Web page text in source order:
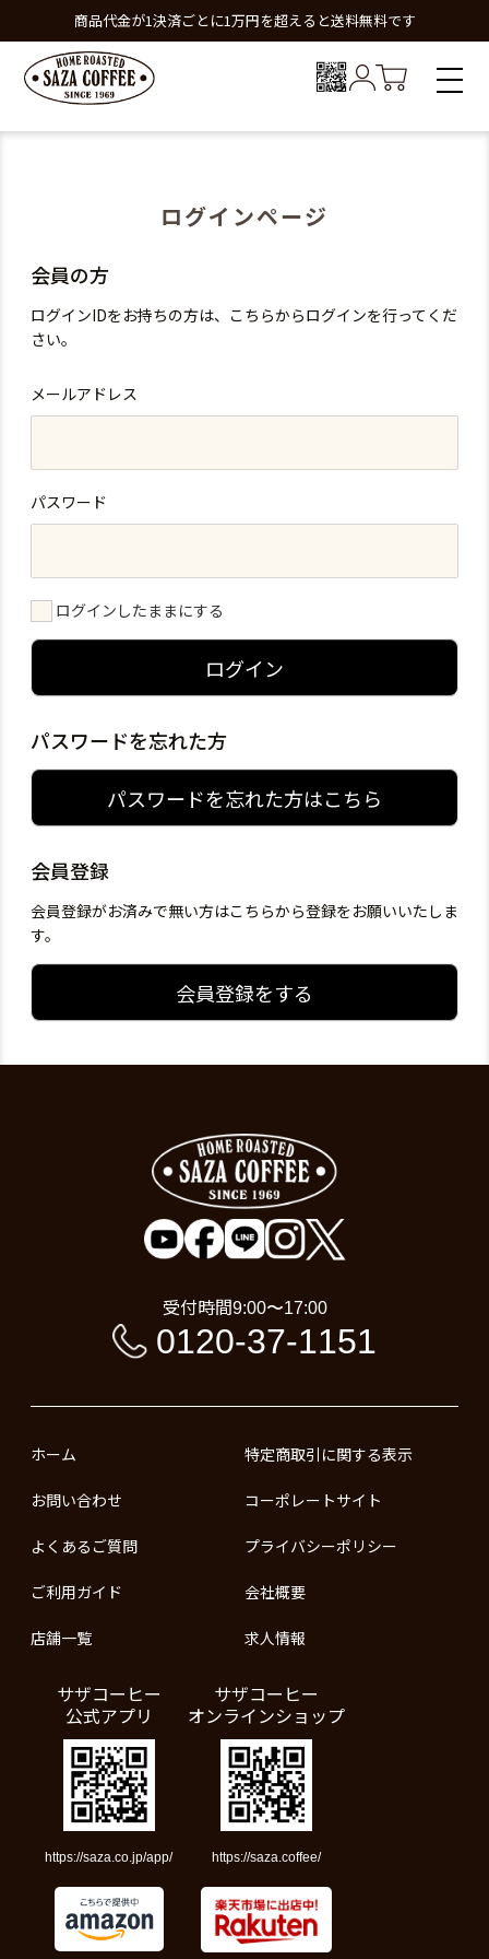
商品代金が1決済ごとに1万円を超えると送料無料です
ログインページ
会員の方
ログインIDをお持ちの方は、こちらからログインを行ってくだ
さい。
メールアドレス
パスワード
ログインしたままにする
ログイン
パスワードを忘れた方
パスワードを忘れた方はこちら
会員登録
会員登録がお済みで無い方はこちらから登録をお願いいたしま
す。
会員登録をする
受付時間9:00〜17:00
0120-37-1151
ホーム
お問い合わせ
よくあるご質問
ご利用ガイド
店舗一覧
特定商取引に関する表示
コーポレートサイト
プライバシーポリシー
会社概要
求人情報
サザコーヒー
公式アプリ
https://saza.co.jp/app/
サザコーヒー
オンラインショップ
https://saza.coffee/